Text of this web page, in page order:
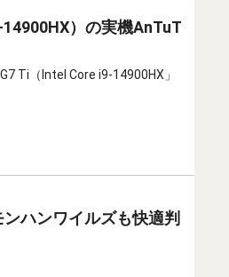
）の実機AnTuT
Ti（Intel Core i9-14900HX」
ハンワイルズも快適判